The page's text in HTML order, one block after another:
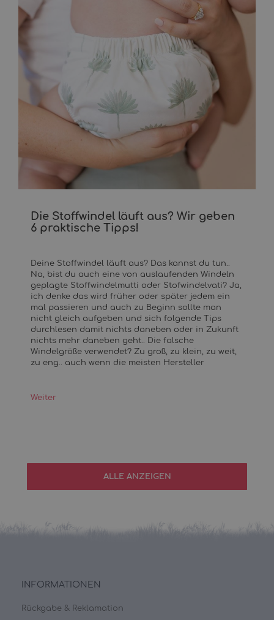
Die Stoffwindel läuft aus? Wir geben
6 praktische Tipps!
Deine Stoffwindel läuft aus? Das kannst du tun..
Na, bist du auch eine von auslaufenden Windeln
geplagte Stoffwindelmutti oder Stofwindelvati? Ja,
ich denke das wird früher oder später jedem ein
mal passieren und auch zu Beginn sollte man
nicht gleich aufgeben und sich folgende Tips
durchlesen damit nichts daneben oder in Zukunft
nichts mehr daneben geht.. Die falsche
Windelgröße verwendet? Zu groß, zu klein, zu weit,
zu eng.. auch wenn die meisten Hersteller
Weiter
ALLE ANZEIGEN
INFORMATIONEN
Rückgabe & Reklamation